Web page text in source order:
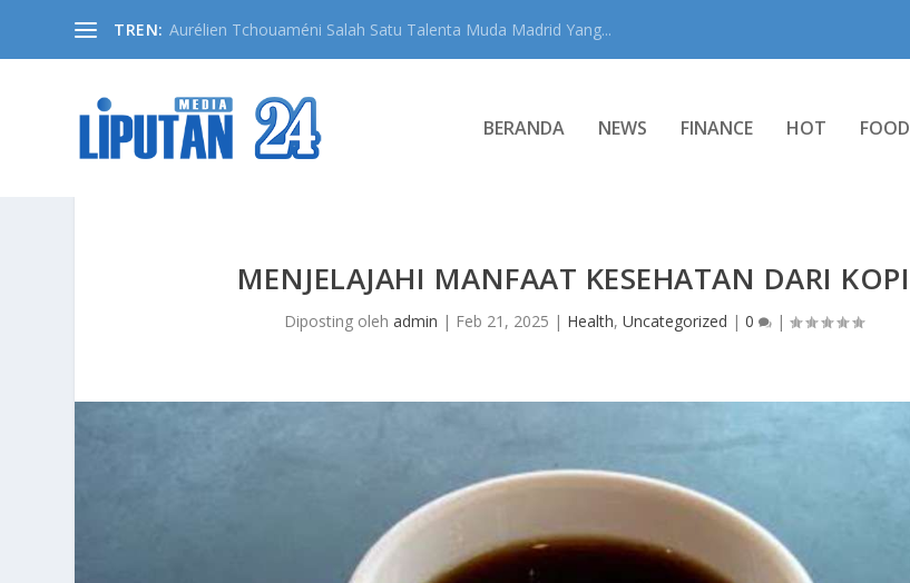
TREN: Aurélien Tchouaméni Salah Satu Talenta Muda Madrid Yang...
BERANDA NEWS FINANCE HOT FOOD
MENJELAJAHI MANFAAT KESEHATAN DARI KOPI
Diposting oleh admin | Feb 21, 2025 | Health, Uncategorized | 0 |